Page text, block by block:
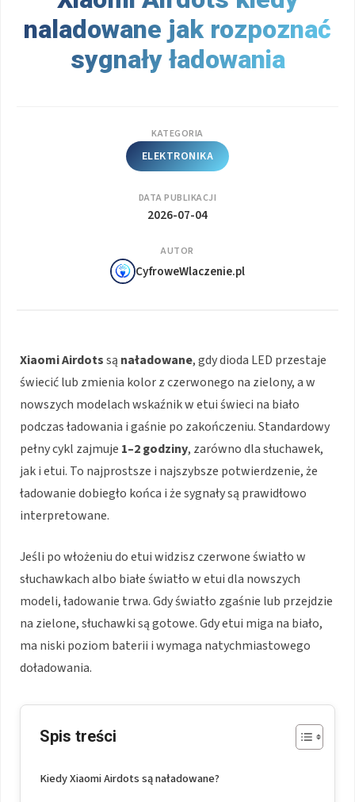
naladowane jak rozpoznać
sygnały ładowania
KATEGORIA
ELEKTRONIKA
DATA PUBLIKACJI
2026-07-04
AUTOR
CyfroweWlaczenie.pl
Xiaomi Airdotssą naładowane, gdy dioda LED przestaje
świecić lub zmienia kolor z czerwonego na zielony, a w
nowszych modelach wskaźnik w etui świeci na biało
podczas ładowania i gaśnie po zakończeniu. Standardowy
pełny cykl zajmuje 1–2 godziny, zarówno dla słuchawek,
jak i etui. To najprostsze i najszybsze potwierdzenie, że
ładowanie dobiegło końca i że sygnały są prawidłowo
interpretowane.
Jeśli po włożeniu do etui widzisz czerwone światło w
słuchawkach albo białe światło w etui dla nowszych
modeli, ładowanie trwa. Gdy światło zgaśnie lub przejdzie
na zielone, słuchawki są gotowe. Gdy etui miga na biało,
ma niski poziom baterii i wymaga natychmiastowego
doładowania.
Spis treści
Kiedy Xiaomi Airdots są naładowane?